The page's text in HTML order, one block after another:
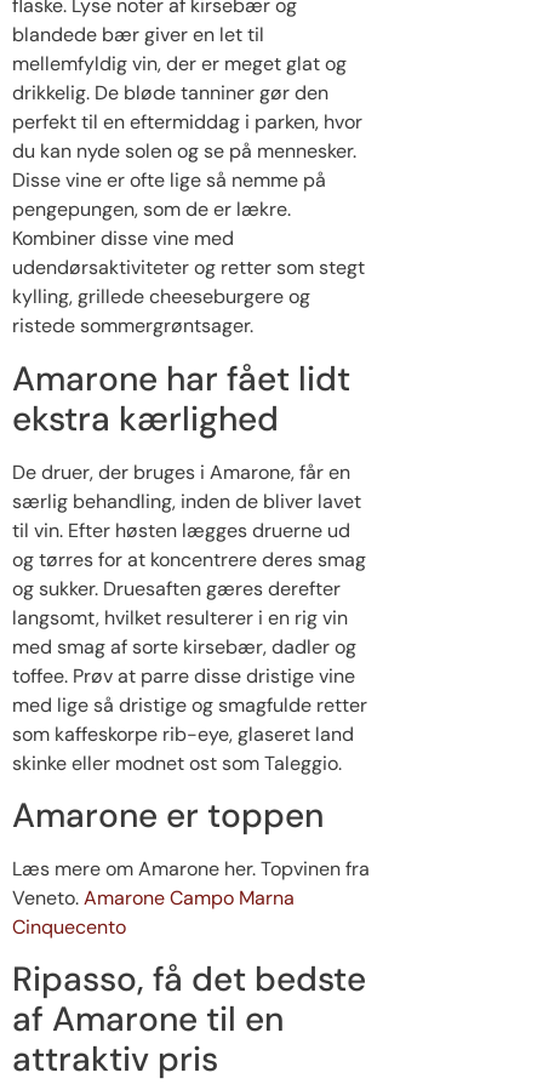
flaske. Lyse noter af kirsebær og
blandede bær giver en let til
mellemfyldig vin, der er meget glat og
drikkelig. De bløde tanniner gør den
perfekt til en eftermiddag i parken, hvor
du kan nyde solen og se på mennesker.
Disse vine er ofte lige så nemme på
pengepungen, som de er lækre.
Kombiner disse vine med
udendørsaktiviteter og retter som stegt
kylling, grillede cheeseburgere og
ristede sommergrøntsager.
Amarone har fået lidt
ekstra kærlighed
De druer, der bruges i Amarone, får en
særlig behandling, inden de bliver lavet
til vin. Efter høsten lægges druerne ud
og tørres for at koncentrere deres smag
og sukker. Druesaften gæres derefter
langsomt, hvilket resulterer i en rig vin
med smag af sorte kirsebær, dadler og
toffee. Prøv at parre disse dristige vine
med lige så dristige og smagfulde retter
som kaffeskorpe rib-eye, glaseret land
skinke eller modnet ost som Taleggio.
Amarone er toppen
Læs mere om Amarone her. Topvinen fra
Veneto.Amarone Campo Marna
Cinquecento
Ripasso, få det bedste
af Amarone til en
attraktiv pris